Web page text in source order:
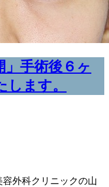
」手術後６ヶ
ます。
外科クリニックの山